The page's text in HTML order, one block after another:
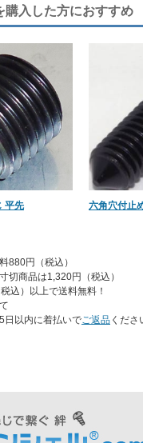
購入した方におすすめ
平先 六角穴付止
880円（税込）
切商品は1,320円（税込）
込）以上で送料無料！
日以内に着払いでご返品 くださ